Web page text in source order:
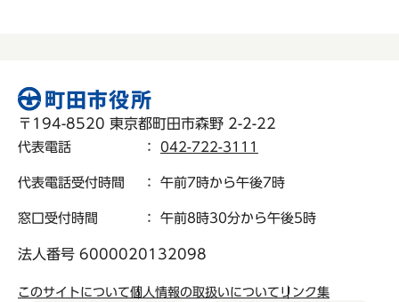
〒194-8520 東京都町田市森野 2-2-22
代表電話 ： 042-722-3111
代表電話受付時間 ： 午前7時から午後7時
窓口受付時間 ： 午前8時30分から午後5時
法人番号 6000020132098
このサイトについて個人情報の取扱いについて リンク集